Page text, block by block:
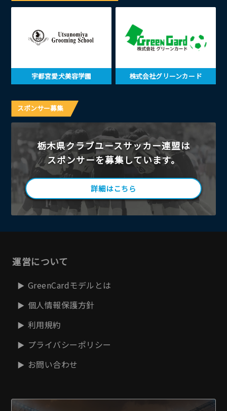
宇都宮愛犬美容学園 株式会社グリーンカード
スポンサー募集
栃木県クラブユースサッカー連盟は
スポンサーを募集しています。
詳細はこちら
運営について
GreenCardモデルとは
個人情報保護方針
利用規約
プライバシーポリシー
お問い合わせ